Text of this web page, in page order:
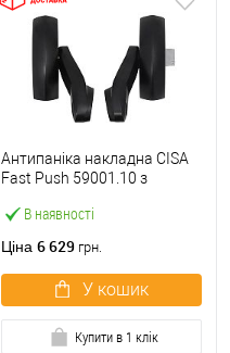
В наявності
Антипаніка накладна CISA
Fast Push 59001.10 з
Ціна 6 629 грн.
У кошик
Купити в 1 клік